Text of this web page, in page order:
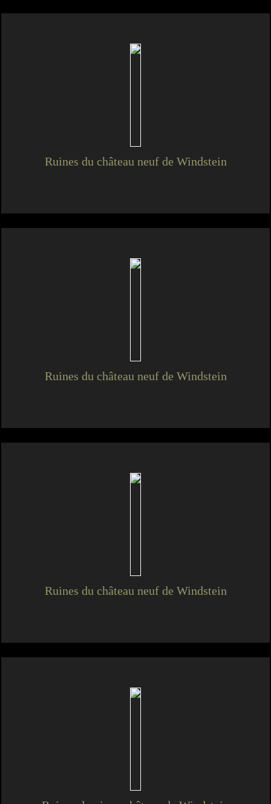
Ruines du château neuf de Windstein
Ruines du château neuf de Windstein
Ruines du château neuf de Windstein